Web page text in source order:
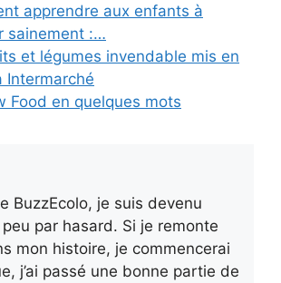
apprendre aux enfants à
sainement :…
et légumes invendable mis en
Intermarché
Food en quelques mots
BuzzEcolo, je suis devenu
par hasard. Si je remonte
mon histoire, je commencerai
j’ai passé une bonne partie de